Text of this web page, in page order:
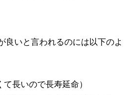
良いと言われるのには以下のよ
て長いので長寿延命）